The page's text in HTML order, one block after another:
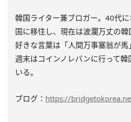
韓国ライター兼ブロガー。40代
国に移住し、現在は波瀾万丈の韓
好きな言葉は「人間万事塞翁が馬
週末はコインノレバンに行って
いる。
ブログ： https://